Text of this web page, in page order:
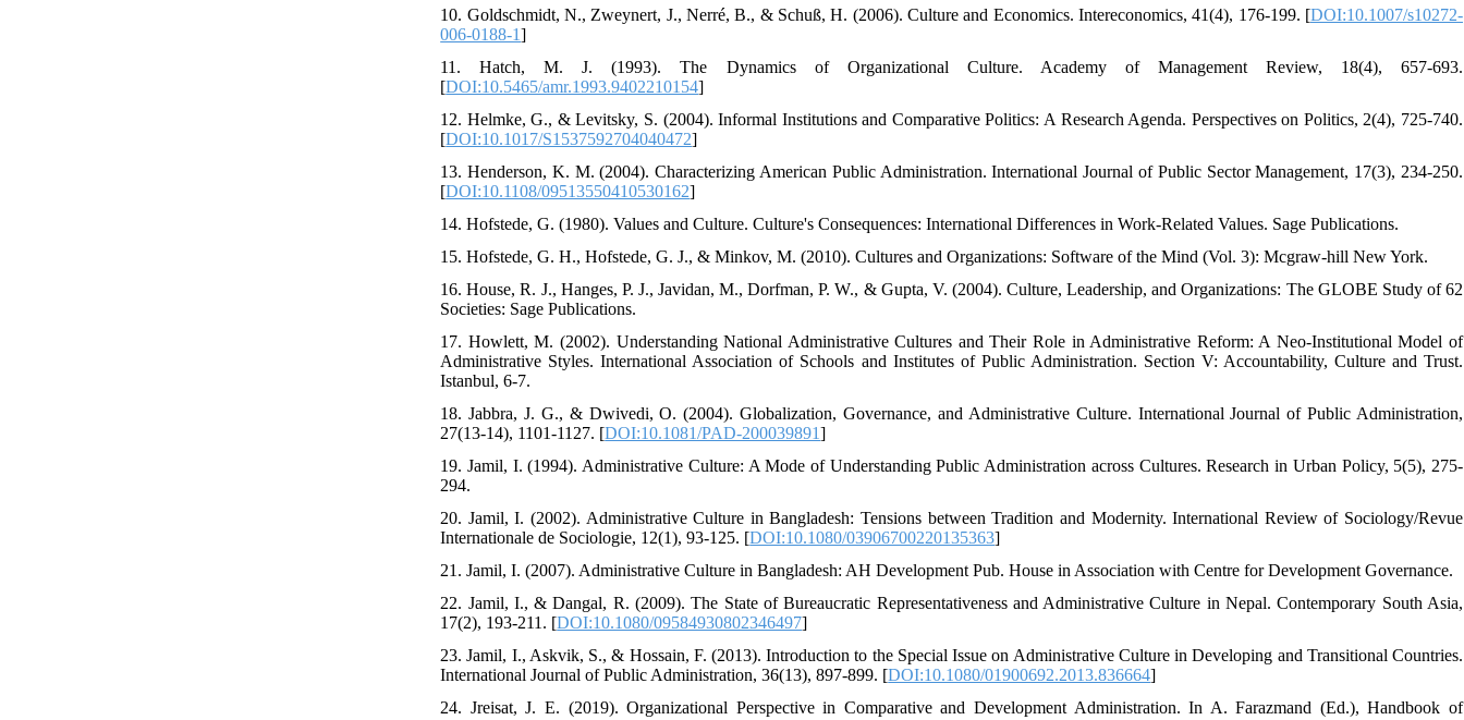
10. Goldschmidt, N., Zweynert, J., Nerré, B., & Schuß, H. (2006). Culture and Economics. Intereconomics, 41(4), 176-199. [DOI:10.1007/s10272-
006-0188-1]
11. Hatch, M. J. (1993). The Dynamics of Organizational Culture. Academy of Management Review, 18(4), 657-693.
[DOI:10.5465/amr.1993.9402210154]
12. Helmke, G., & Levitsky, S. (2004). Informal Institutions and Comparative Politics: A Research Agenda. Perspectives on Politics, 2(4), 725-740.
[DOI:10.1017/S1537592704040472]
13. Henderson, K. M. (2004). Characterizing American Public Administration. International Journal of Public Sector Management, 17(3), 234-250.
[DOI:10.1108/09513550410530162]
14. Hofstede, G. (1980). Values and Culture. Culture's Consequences: International Differences in Work-Related Values. Sage Publications.
15. Hofstede, G. H., Hofstede, G. J., & Minkov, M. (2010). Cultures and Organizations: Software of the Mind (Vol. 3): Mcgraw-hill New York.
16. House, R. J., Hanges, P. J., Javidan, M., Dorfman, P. W., & Gupta, V. (2004). Culture, Leadership, and Organizations: The GLOBE Study of 62
Societies: Sage Publications.
17. Howlett, M. (2002). Understanding National Administrative Cultures and Their Role in Administrative Reform: A Neo-Institutional Model of
Administrative Styles. International Association of Schools and Institutes of Public Administration. Section V: Accountability, Culture and Trust.
Istanbul, 6-7.
18. Jabbra, J. G., & Dwivedi, O. (2004). Globalization, Governance, and Administrative Culture. International Journal of Public Administration,
27(13-14), 1101-1127. [DOI:10.1081/PAD-200039891]
19. Jamil, I. (1994). Administrative Culture: A Mode of Understanding Public Administration across Cultures. Research in Urban Policy, 5(5), 275-
294.
20. Jamil, I. (2002). Administrative Culture in Bangladesh: Tensions between Tradition and Modernity. International Review of Sociology/Revue
Internationale de Sociologie, 12(1), 93-125. [DOI:10.1080/03906700220135363]
21. Jamil, I. (2007). Administrative Culture in Bangladesh: AH Development Pub. House in Association with Centre for Development Governance.
22. Jamil, I., & Dangal, R. (2009). The State of Bureaucratic Representativeness and Administrative Culture in Nepal. Contemporary South Asia,
17(2), 193-211. [DOI:10.1080/09584930802346497]
23. Jamil, I., Askvik, S., & Hossain, F. (2013). Introduction to the Special Issue on Administrative Culture in Developing and Transitional Countries.
International Journal of Public Administration, 36(13), 897-899. [DOI:10.1080/01900692.2013.836664]
24. Jreisat, J. E. (2019). Organizational Perspective in Comparative and Development Administration. In A. Farazmand (Ed.), Handbook of